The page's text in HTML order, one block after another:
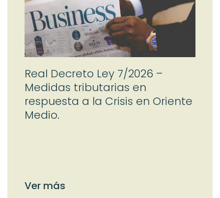
Real Decreto Ley 7/2026 –
Medidas tributarias en
respuesta a la Crisis en Oriente
Medio.
Ver más